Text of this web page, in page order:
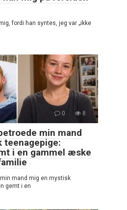
fordi han syntes, jeg var „ikke
0 8
min mand
teenagepige:
i en gammel æske
mand mig en mystisk
gemt i en